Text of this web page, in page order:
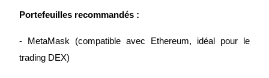
Portefeuilles recommandés :
- MetaMask (compatible avec Ethereum, idéal pour le
trading DEX)